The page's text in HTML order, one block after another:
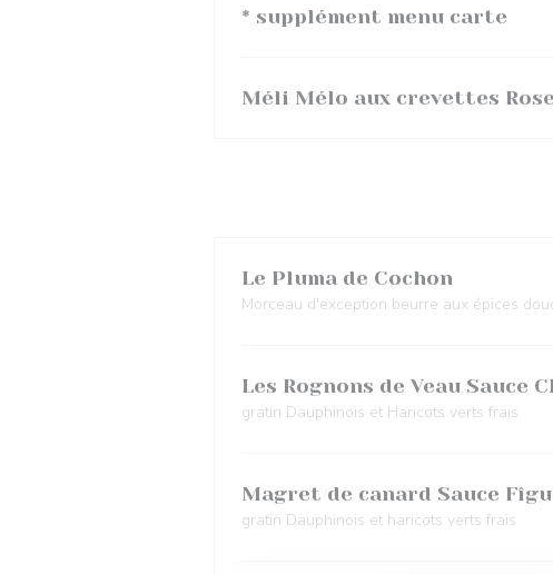
* supplément menu carte
Méli Mélo aux crevettes
Le Pluma de Cochon
Morceau d'exception beurre aux épices
Les Rognons de Veau Sauce
gratin Dauphinois et Haricots verts frais
Magret de canard Sauce
gratin Dauphinois et haricots verts frais